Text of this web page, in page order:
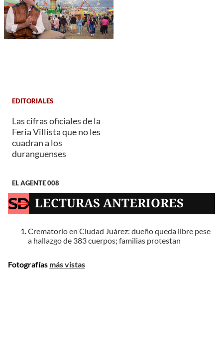
EDITORIALES
Las cifras oficiales de la
Feria Villista que no les
cuadran a los
duranguenses
EL AGENTE 008
LECTURAS ANTERIORES
Crematorio en Ciudad Juárez: dueño queda libre pese
a hallazgo de 383 cuerpos; familias protestan
Fotografías más vistas